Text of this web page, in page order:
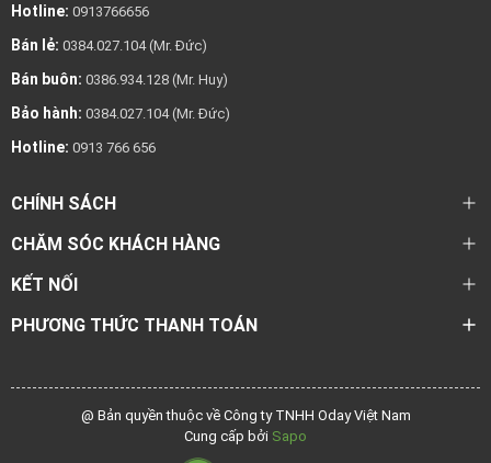
Hotline: 0913766656
Bán lẻ: 0384.027.104 (Mr. Đức)
Bán buôn: 0386.934.128 (Mr. Huy)
Bảo hành: 0384.027.104 (Mr. Đức)
Hotline: 0913 766 656
CHÍNH SÁCH
CHĂM SÓC KHÁCH HÀNG
KẾT NỐI
PHƯƠNG THỨC THANH TOÁN
@ Bản quyền thuộc về Công ty TNHH Oday Việt Nam
Cung cấp bởi Sapo